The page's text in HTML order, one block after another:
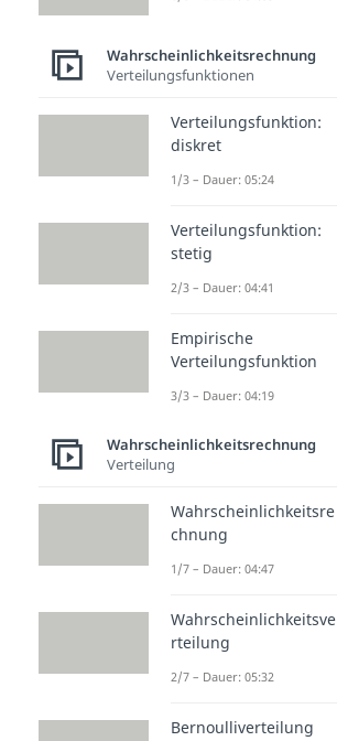
Wahrscheinlichkeitsrechnung
Verteilungsfunktionen
Verteilungsfunktion:
diskret
1/3 – Dauer: 05:24
Verteilungsfunktion:
stetig
2/3 – Dauer: 04:41
Empirische
Verteilungsfunktion
3/3 – Dauer: 04:19
Wahrscheinlichkeitsrechnung
Verteilung
Wahrscheinlichkeitsre
chnung
1/7 – Dauer: 04:47
Wahrscheinlichkeitsve
rteilung
2/7 – Dauer: 05:32
Bernoulliverteilung